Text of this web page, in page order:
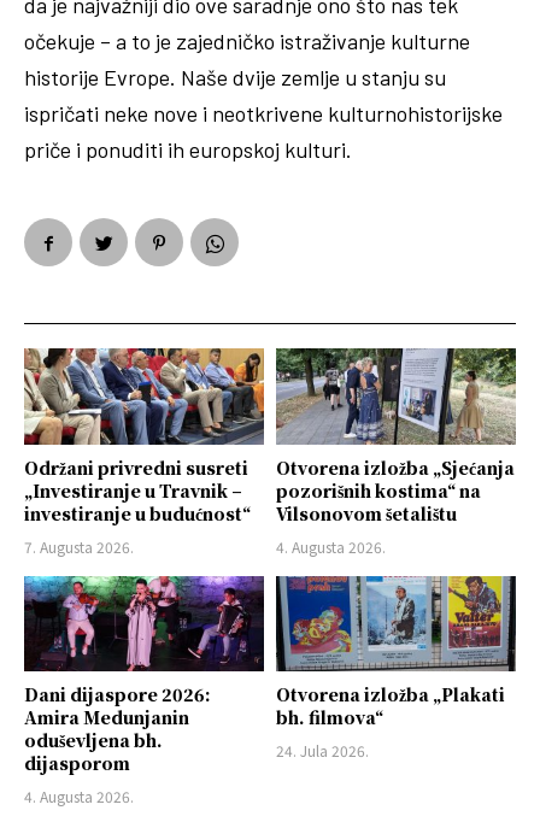
očekuje – a to je zajedničko istraživanje kulturne
historije Evrope. Naše dvije zemlje u stanju su
ispričati neke nove i neotkrivene kulturnohistorijske
priče i ponuditi ih europskoj kulturi.
Održani privredni susreti
„Investiranje u Travnik –
investiranje u budućnost“
7. Augusta 2026.
Otvorena izložba „Sjećanja
pozorišnih kostima“ na
Vilsonovom šetalištu
4. Augusta 2026.
Dani dijaspore 2026:
Amira Medunjanin
oduševljena bh.
dijasporom
4. Augusta 2026.
Otvorena izložba „Plakati
bh. filmova“
24. Jula 2026.